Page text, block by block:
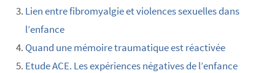
Lien entre fibromyalgie et violences sexuelles dans
l’enfance
Quand une mémoire traumatique est réactivée
Etude ACE. Les expériences négatives de l’enfance